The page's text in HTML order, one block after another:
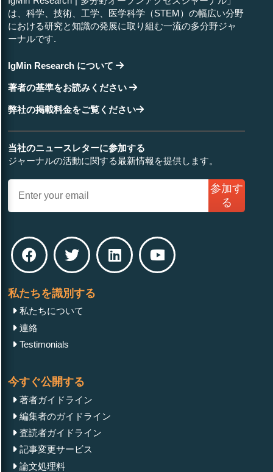
The Dibia in Igbo Traditional Socio-political and
Metaphysical Economy: An Interrogation
Research Article April 23, 2024
Two Validated Methods with Simultaneous Sensitivity
and Specificity Evaluation
Cyber Threat Analysis (CTA) in Current Conflicts
Mini Review April 02, 2024
Threat to Human and Animal Health Caused by
Mycotoxins and Masked Mycotoxins Occurring in
Food and Feed
は、科学、技術、工学、医学科学（STEM）の幅広い分野
における研究と知識の発展に取り組む一流の多分野ジャ
ーナルです.
IgMin Research について
著者の基準をお読みください
弊社の掲載料金をご覧ください
当社のニュースレターに参加する
ジャーナルの活動に関する最新情報を提供します。
参加す
る
私たちを識別する
私たちについて
連絡
Testimonials
今すぐ公開する
著者ガイドライン
編集者のガイドライン
査読者ガイドライン
記事変更サービス
論文処理料